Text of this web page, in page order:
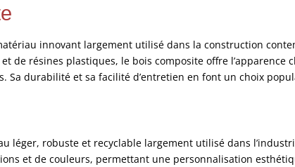
innovant largement utilisé dans la construction
de résines plastiques, le bois composite offre
Sa durabilité et sa facilité d’entretien en font un choix
léger, robuste et recyclable largement utilisé dans
et de couleurs, permettant une personnalisation